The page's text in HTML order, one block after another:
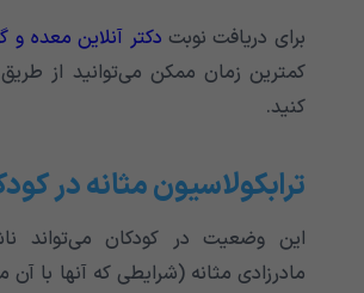
برای دریافت نوبت دکتر آنلاین معده و
کمترین زمان ممکن می‌توانید از
کنید.
ترابکولاسیون مثانه در
این وضعیت در کودکان می‌‌‌‌‌‌‌‌‌‌‌‌‌تواند
مادرزادی مثانه (شرایطی که آنها با